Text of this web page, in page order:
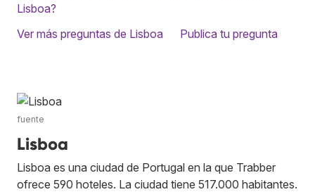
Lisboa?
Ver más preguntas de Lisboa
Publica tu pregunta
fuente
Lisboa
Lisboa es una ciudad de Portugal en la que Trabber
ofrece 590 hoteles. La ciudad tiene 517.000 habitantes.